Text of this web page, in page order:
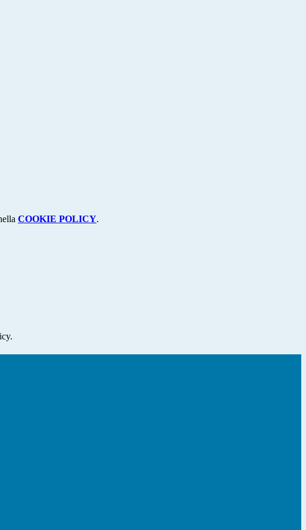
COOKIE POLICY.